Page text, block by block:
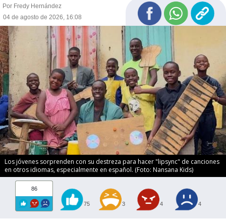
Por Fredy Hernández
04 de agosto de 2026, 16:08
Los jóvenes sorprenden con su destreza para hacer "lipsync" de canciones
en otros idiomas, especialmente en español. (Foto: Nansana Kids)
86
75 3 4 4